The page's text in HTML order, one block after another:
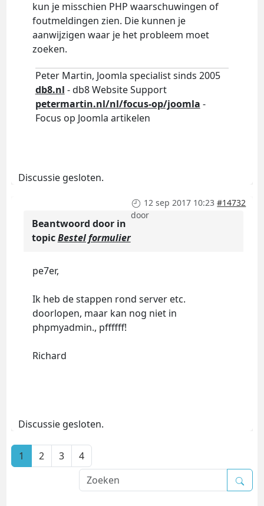
kun je misschien PHP waarschuwingen of
foutmeldingen zien. Die kunnen je
aanwijzigen waar je het probleem moet
zoeken.
Peter Martin, Joomla specialist sinds 2005
db8.nl - db8 Website Support
petermartin.nl/nl/focus-op/joomla -
Focus op Joomla artikelen
Discussie gesloten.
12 sep 2017 10:23 #14732
door
Beantwoord door in
topicBestel formulier
pe7er,
Ik heb de stappen rond server etc.
doorlopen, maar kan nog niet in
phpmyadmin., pffffff!
Richard
Discussie gesloten.
1 2 3 4